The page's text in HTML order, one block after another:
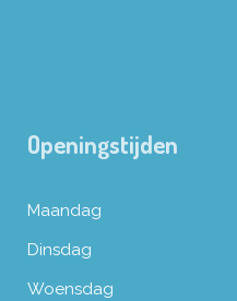
Openingstijden
Maandag
Dinsdag
Woensdag